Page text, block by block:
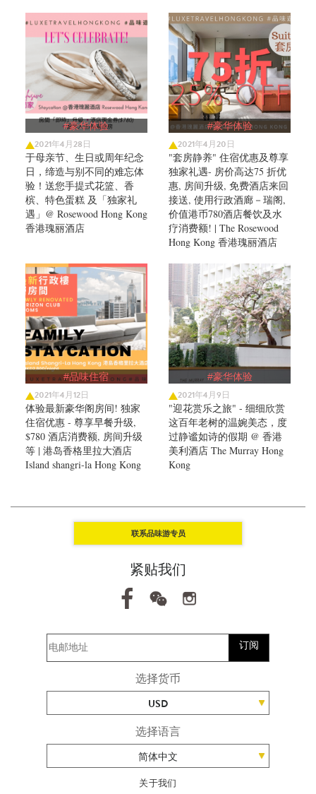
#豪华体验
2021年4月28日
于母亲节、生日或周年纪念
日，缔造与别不同的难忘体
验！送您手提式花篮、香
槟、特色蛋糕 及「独家礼
遇」@ Rosewood Hong Kong
香港瑰丽酒店
#豪华体验
2021年4月20日
"套房静养" 住宿优惠及尊享
独家礼遇- 房价高达75 折优
惠, 房间升级, 免费酒店来回
接送, 使用行政酒廊－瑞阁,
价值港币780酒店餐饮及水
疗消费额! | The Rosewood
Hong Kong 香港瑰丽酒店
#品味住宿
2021年4月12日
体验最新豪华阁房间! 独家
住宿优惠 - 尊享早餐升级,
$780 酒店消费额, 房间升级
等 | 港岛香格里拉大酒店
Island shangri-la Hong Kong
#豪华体验
2021年4月9日
"迎花赏乐之旅" - 细细欣赏
这百年老树的温婉美态，度
过静谧如诗的假期 @ 香港
美利酒店 The Murray Hong
Kong
联系品味游专员
紧贴我们
订阅
选择货币
USD
选择语言
简体中文
关于我们